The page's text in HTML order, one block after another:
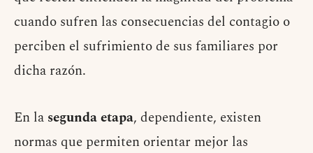
cuando sufren las consecuencias del contagio o
perciben el sufrimiento de sus familiares por
dicha razón.
En la segunda etapa, dependiente, existen
normas que permiten orientar mejor las